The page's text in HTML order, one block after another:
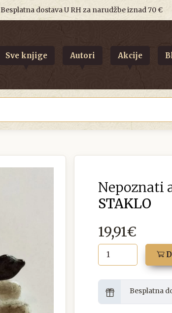
Besplatna dostava U RH za narudžbe iznad 70 €
Sve knjige Autori Akcije
Nepoznati
STAKLO
19,91€
Besplatna